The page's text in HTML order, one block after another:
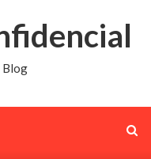
Blog